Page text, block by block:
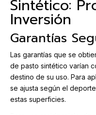
Sintético:
Inversión
Garantías
Las garantías que se
de pasto sintético varían
destino de su uso. Para
se ajusta según el
estas superficies.